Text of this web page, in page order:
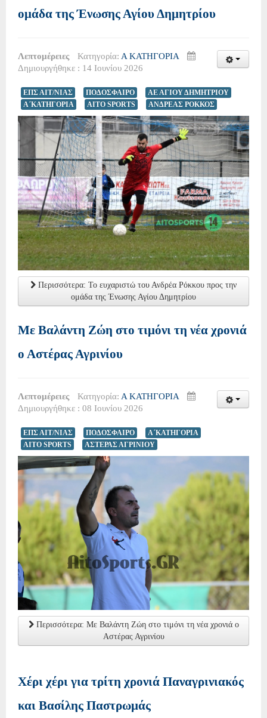
ομάδα της Ένωσης Αγίου Δημητρίου
Λεπτομέρειες Κατηγορία: Α ΚΑΤΗΓΟΡΙΑ
Δημιουργήθηκε : 14 Ιουνίου 2026
ΕΠΣ ΑΙΤ/ΝΙΑΣ ΠΟΔΟΣΦΑΙΡΟ
ΑΕ ΑΓΙΟΥ ΔΗΜΗΤΡΙΟΥ
Α΄ΚΑΤΗΓΟΡΙΑ
AITO SPORTS ΑΝΔΡΕΑΣ ΡΟΚΚΟΣ
Περισσότερα: Το ευχαριστώ του Ανδρέα Ρόκκου προς την
ομάδα της Ένωσης Αγίου Δημητρίου
Με Βαλάντη Ζώη στο τιμόνι τη νέα χρονιά
ο Αστέρας Αγρινίου
Λεπτομέρειες Κατηγορία: Α ΚΑΤΗΓΟΡΙΑ
Δημιουργήθηκε : 08 Ιουνίου 2026
ΕΠΣ ΑΙΤ/ΝΙΑΣ ΠΟΔΟΣΦΑΙΡΟ
Α΄ΚΑΤΗΓΟΡΙΑ
AITO SPORTS
ΑΣΤΕΡΑΣ ΑΓΡΙΝΙΟΥ
Περισσότερα: Με Βαλάντη Ζώη στο τιμόνι τη νέα χρονιά ο
Αστέρας Αγρινίου
Χέρι χέρι για τρίτη χρονιά Παναγρινιακός
και Βασίλης Παστρωμάς